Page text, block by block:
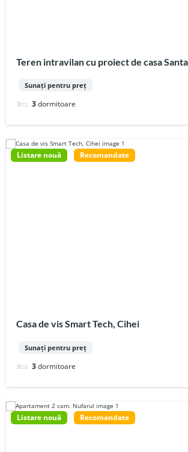
Teren intravilan cu proiect de casa
Sunați pentru preț
3dormitoare
Listare nouă Recomandate
Casa de vis Smart Tech, Cihei
Sunați pentru preț
3dormitoare
Listare nouă Recomandate